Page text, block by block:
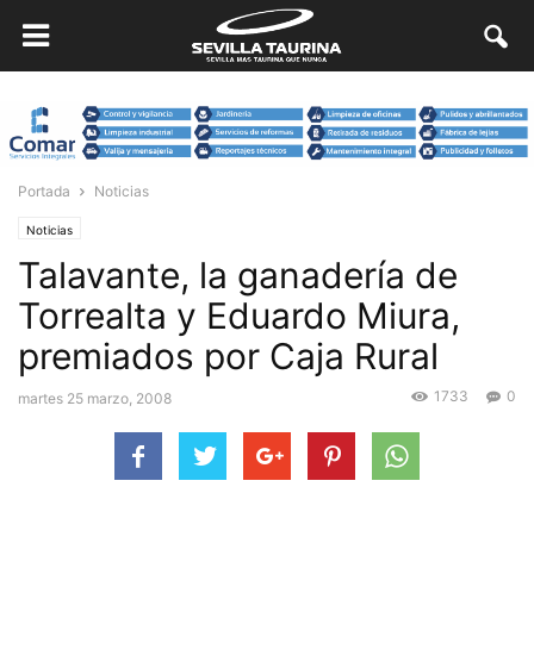
Portada Noticias
Noticias
Talavante, la ganadería de
Torrealta y Eduardo Miura,
premiados por Caja Rural
martes 25 marzo, 2008 0
1733